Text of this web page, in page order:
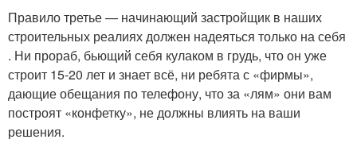
Правило третье — начинающий застройщик в наших
строительных реалиях должен надеяться только на себя
. Ни прораб, бьющий себя кулаком в грудь, что он уже
строит 15-20 лет и знает всё, ни ребята с «фирмы»,
дающие обещания по телефону, что за «лям» они вам
построят «конфетку», не должны влиять на ваши
решения.